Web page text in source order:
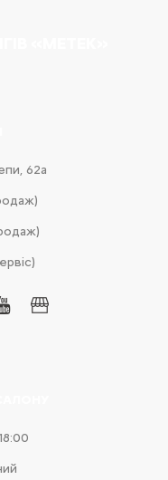
62а
youtubebusiness